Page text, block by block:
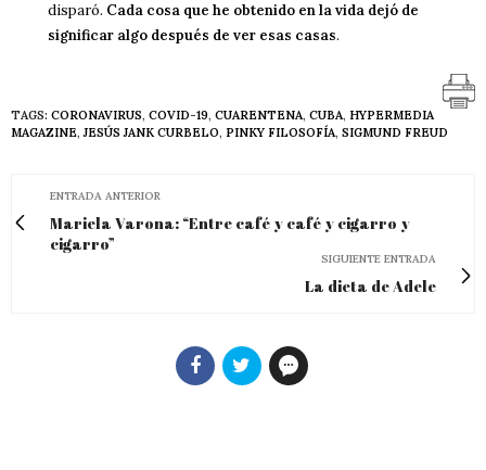
disparó. Cada cosa que he obtenido en la vida dejó de
significar algo después de ver esas casas.
TAGS: CORONAVIRUS, COVID-19, CUARENTENA, CUBA, HYPERMEDIA
MAGAZINE,JESÚS JANK CURBELO, PINKY FILOSOFÍA, SIGMUND FREUD
ENTRADA ANTERIOR
Mariela Varona: “Entre café y café y cigarro y
cigarro”
SIGUIENTE ENTRADA
La dieta de Adele